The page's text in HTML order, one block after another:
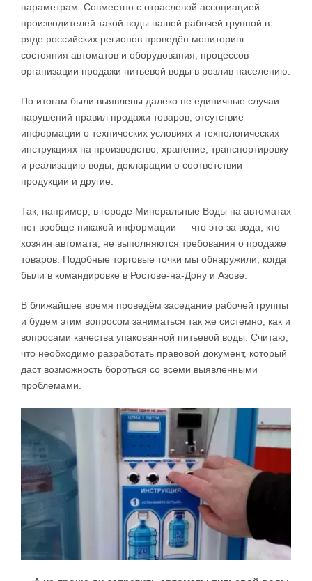
параметрам. Совместно с отраслевой ассоциацией
производителей такой воды нашей рабочей группой в
ряде российских регионов проведён мониторинг
состояния автоматов и оборудования, процессов
организации продажи питьевой воды в розлив населению.
По итогам были выявлены далеко не единичные случаи
нарушений правил продажи товаров, отсутствие
информации о технических условиях и технологических
инструкциях на производство, хранение, транспортировку
и реализацию воды, декларации о соответствии
продукции и другие.
Так, например, в городе Минеральные Воды на автоматах
нет вообще никакой информации — что это за вода, кто
хозяин автомата, не выполняются требования о продаже
товаров. Подобные торговые точки мы обнаружили, когда
были в командировке в Ростове-на-Дону и Азове.
В ближайшее время проведём заседание рабочей группы
и будем этим вопросом заниматься так же системно, как и
вопросами качества упакованной питьевой воды. Считаю,
что необходимо разработать правовой документ, который
даст возможность бороться со всеми выявленными
проблемами.